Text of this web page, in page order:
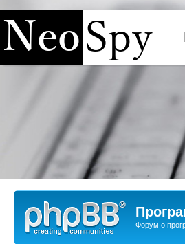
Программа шпион
Форум о